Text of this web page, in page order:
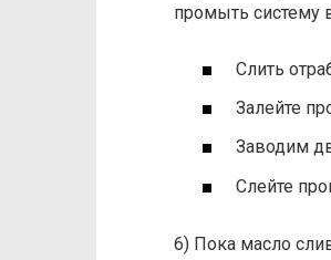
промыть систему
Слить
Залейте
Заводим
Слейте
6) Пока масло